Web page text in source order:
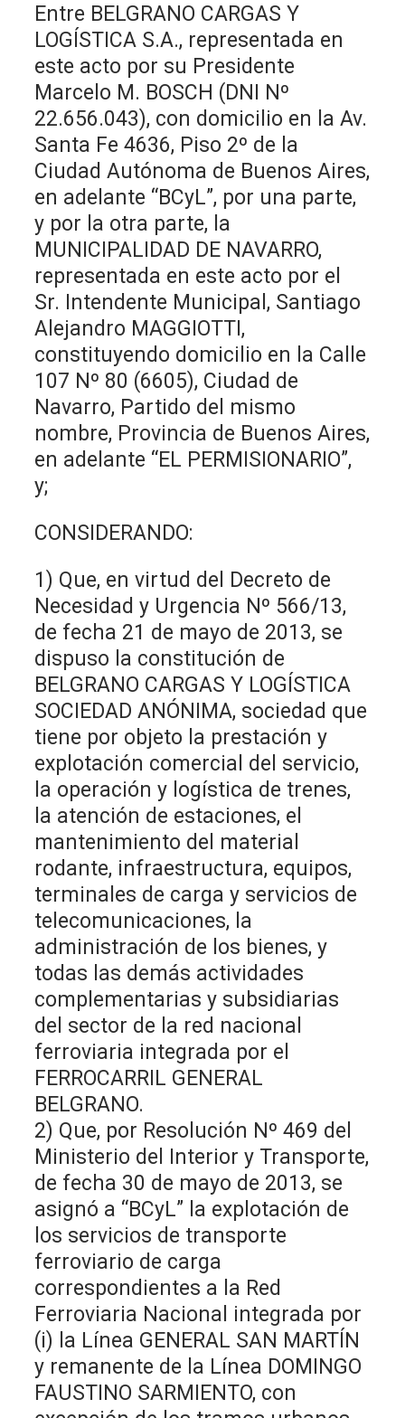
Entre BELGRANO CARGAS Y
LOGÍSTICA S.A., representada en
este acto por su Presidente
Marcelo M. BOSCH (DNI Nº
22.656.043), con domicilio en la Av.
Santa Fe 4636, Piso 2º de la
Ciudad Autónoma de Buenos Aires,
en adelante “BCyL”, por una parte,
y por la otra parte, la
MUNICIPALIDAD DE NAVARRO,
representada en este acto por el
Sr. Intendente Municipal, Santiago
Alejandro MAGGIOTTI,
constituyendo domicilio en la Calle
107 Nº 80 (6605), Ciudad de
Navarro, Partido del mismo
nombre, Provincia de Buenos Aires,
en adelante “EL PERMISIONARIO”,
y;
CONSIDERANDO:
1) Que, en virtud del Decreto de
Necesidad y Urgencia Nº 566/13,
de fecha 21 de mayo de 2013, se
dispuso la constitución de
BELGRANO CARGAS Y LOGÍSTICA
SOCIEDAD ANÓNIMA, sociedad que
tiene por objeto la prestación y
explotación comercial del servicio,
la operación y logística de trenes,
la atención de estaciones, el
mantenimiento del material
rodante, infraestructura, equipos,
terminales de carga y servicios de
telecomunicaciones, la
administración de los bienes, y
todas las demás actividades
complementarias y subsidiarias
del sector de la red nacional
ferroviaria integrada por el
FERROCARRIL GENERAL
BELGRANO.
2) Que, por Resolución Nº 469 del
Ministerio del Interior y Transporte,
de fecha 30 de mayo de 2013, se
asignó a “BCyL” la explotación de
los servicios de transporte
ferroviario de carga
correspondientes a la Red
Ferroviaria Nacional integrada por
(i) la Línea GENERAL SAN MARTÍN
y remanente de la Línea DOMINGO
FAUSTINO SARMIENTO, con